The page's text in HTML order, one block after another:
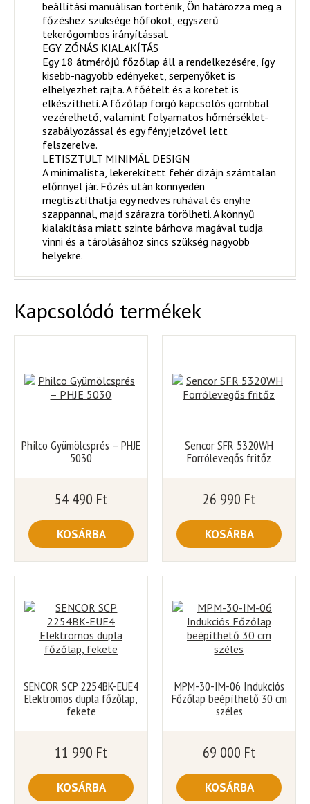
beállítási manuálisan történik, Ön határozza meg a
főzéshez szüksége hőfokot, egyszerű
tekerőgombos irányítással.
EGY ZÓNÁS KIALAKÍTÁS
Egy 18 átmérőjű főzőlap áll a rendelkezésére, így
kisebb-nagyobb edényeket, serpenyőket is
elhelyezhet rajta. A főételt és a köretet is
elkészítheti. A főzőlap forgó kapcsolós gombbal
vezérelhető, valamint folyamatos hőmérséklet-
szabályozással és egy fényjelzővel lett
felszerelve.
LETISZTULT MINIMÁL DESIGN
A minimalista, lekerekített fehér dizájn számtalan
előnnyel jár. Főzés után könnyedén
megtisztíthatja egy nedves ruhával és enyhe
szappannal, majd szárazra törölheti. A könnyű
kialakítása miatt szinte bárhova magával tudja
vinni és a tárolásához sincs szükség nagyobb
helyekre.
Kapcsolódó termékek
Philco Gyümölcsprés – PHJE
5030
54 490 Ft
KOSÁRBA
Sencor SFR 5320WH
Forrólevegős fritőz
26 990 Ft
KOSÁRBA
SENCOR SCP 2254BK-EUE4
Elektromos dupla főzőlap,
fekete
11 990 Ft
KOSÁRBA
MPM-30-IM-06 Indukciós
Főzőlap beépíthető 30 cm
széles
69 000 Ft
KOSÁRBA